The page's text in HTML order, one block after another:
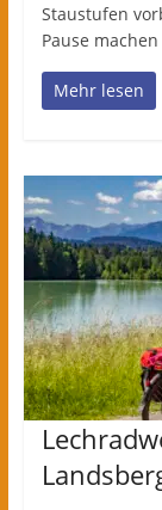
Staustufen
Pause
Mehr lesen